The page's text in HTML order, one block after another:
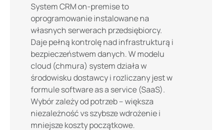
System CRM on-premise to
oprogramowanie instalowane na
własnych serwerach przedsiębiorcy.
Daje pełną kontrolę nad infrastrukturą i
bezpieczeństwem danych. W modelu
cloud (chmura) system działa w
środowisku dostawcy i rozliczany jest w
formule software as a service (SaaS).
Wybór zależy od potrzeb – większa
niezależność vs szybsze wdrożenie i
mniejsze koszty początkowe.